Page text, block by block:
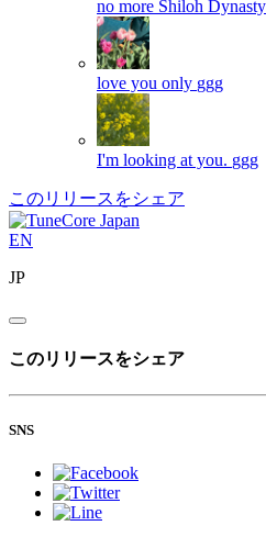
no more Shiloh
love you only ggg
I'm looking at you. ggg
このリリースをシェア
EN
JP
このリリースをシェア
SNS